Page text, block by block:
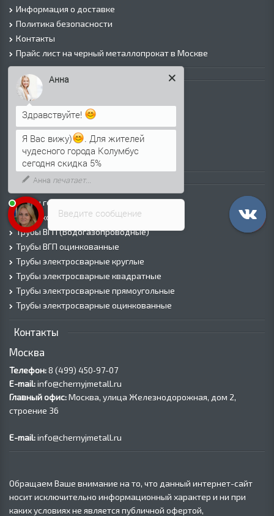
Информация о доставке
Политика безопасности
Контакты
Прайс лист на черный металлопрокат в Москве
Листовой прокат
Лист г/к
Лист х/к
Просечно-вытяжной лист (ПВЛ)
Лист рифленый
Лист оцинкованный
Трубы
Трубы горячедеформированные
Труба холоднодеформированная
Трубы ВГП (Водогазопроводные)
Трубы ВГП оцинкованные
Трубы электросварные круглые
Трубы электросварные квадратные
Трубы электросварные прямоугольные
Трубы электросварные оцинкованные
Контакты
Москва
Телефон:8 (499) 450‑97-07
E-mail:info@chernyjmetall.ru
Главный офис:Москва, улица Железнодорожная, дом 2,
строение 36
E-mail:info@chernyjmetall.ru
Обращаем Ваше внимание на то, что данный интернет-сайт
носит исключительно информационный характер и ни при
каких условиях не является публичной офертой,
Введите сообщение
Здравствуйте!
Я Вас вижу)
. Для жителей
чудесного города Колумбус
сегодня скидка 5%